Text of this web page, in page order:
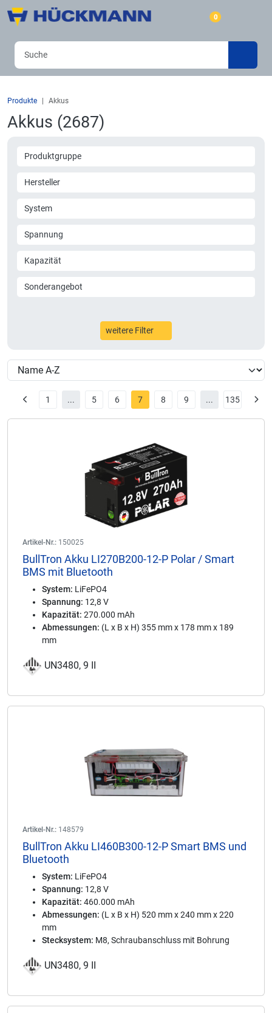
0
Produkte Akkus
Akkus (2687)
Produktgruppe
Hersteller
System
Spannung
Kapazität
Sonderangebot
weitere Filter
1 ... 5 6 7 8 9 ... 135
Artikel-Nr.: 150025
BullTron Akku LI270B200-12-P Polar / Smart
BMS mit Bluetooth
System: LiFePO4
Spannung: 12,8 V
Kapazität: 270.000 mAh
Abmessungen: (L x B x H) 355 mm x 178 mm x 189
mm
UN3480, 9 II
Artikel-Nr.: 148579
BullTron Akku LI460B300-12-P Smart BMS und
Bluetooth
System: LiFePO4
Spannung: 12,8 V
Kapazität: 460.000 mAh
Abmessungen: (L x B x H) 520 mm x 240 mm x 220
mm
Stecksystem: M8, Schraubanschluss mit Bohrung
UN3480, 9 II